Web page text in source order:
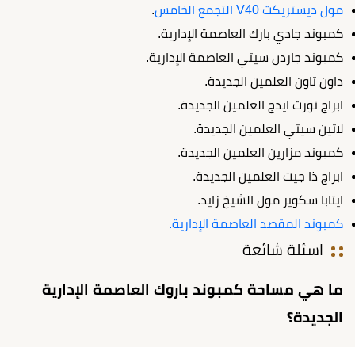
مول ديستريكت V40 التجمع الخامس
.
كمبوند جادي بارك العاصمة الإدارية.
كمبوند جاردن سيتي العاصمة الإدارية.
داون تاون العلمين الجديدة.
ابراج نورث ايدج العلمين الجديدة.
لاتين سيتي العلمين الجديدة.
كمبوند مزارين العلمين الجديدة.
ابراج ذا جيت العلمين الجديدة.
ايتابا سكوير مول الشيخ زايد.
كمبوند المقصد العاصمة الإدارية.
اسئلة شائعة
ما هي مساحة كمبوند باروك العاصمة الإدارية
الجديدة؟